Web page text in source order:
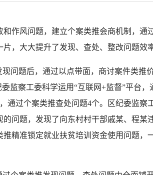
风问题，建立个案类推会商机制，通
，大大提升了发现、查处、整改问题效
题后，通过以点带面，商讨案件类推
监察工委科学运用“互联网+监督”平台
通过个案类推查处问题4个。区纪委监
问题，发现了向东村村干部戚某、程
精准锁定就业扶贫培训资金使用问题，